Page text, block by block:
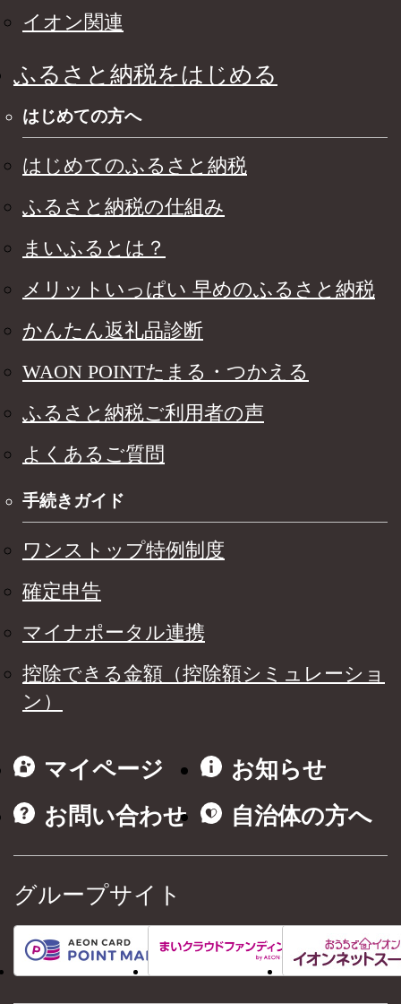
イオン関連
ふるさと納税をはじめる
はじめての方へ
はじめてのふるさと納税
ふるさと納税の仕組み
まいふるとは？
メリットいっぱい 早めのふるさと納税
かんたん返礼品診断
WAON POINTたまる・つかえる
ふるさと納税ご利用者の声
よくあるご質問
手続きガイド
ワンストップ特例制度
確定申告
マイナポータル連携
控除できる金額（控除額シミュレーショ
ン）
マイページ
お知らせ
お問い合わせ
自治体の方へ
グループサイト